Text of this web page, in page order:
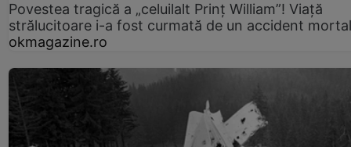
Povestea tragică a „celuilalt Prinț William”! Viață
strălucitoare i-a fost curmată de un accident mortal
okmagazine.ro